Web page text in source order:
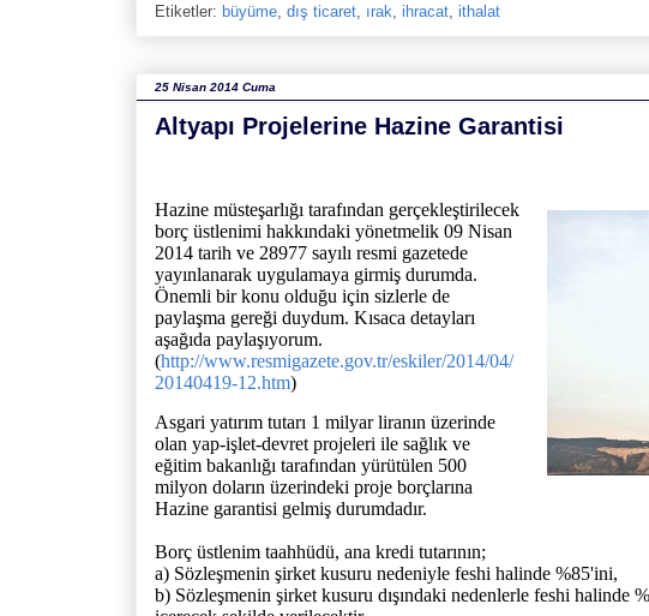
Etiketler: büyüme dış ticaret ırak ihracat ithalat
25 Nisan 2014 Cuma
Altyapı Projelerine Hazine Garantisi
Hazine müsteşarlığı tarafından gerçekleştirilecek
borç üstlenimi hakkındaki yönetmelik 09 Nisan
2014 tarih ve 28977 sayılı resmi gazetede
yayınlanarak uygulamaya girmiş durumda.
Önemli bir konu olduğu için sizlerle de
paylaşma gereği duydum. Kısaca detayları
aşağıda paylaşıyorum.
(http://www.resmigazete.gov.tr/eskiler/2014/04/
20140419-12.htm)
Asgari yatırım tutarı 1 milyar liranın üzerinde
olan yap-işlet-devret projeleri ile sağlık ve
eğitim bakanlığı tarafından yürütülen 500
milyon doların üzerindeki proje borçlarına
Hazine garantisi gelmiş durumdadır.
Borç üstlenim taahhüdü, ana kredi tutarının;
a) Sözleşmenin şirket kusuru nedeniyle feshi halinde %85'ini,
b) Sözleşmenin şirket kusuru dışındaki nedenlerle feshi halinde